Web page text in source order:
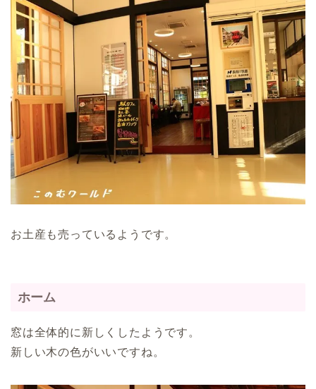
お土産も売っているようです。
ホーム
窓は全体的に新しくしたようです。
新しい木の色がいいですね。